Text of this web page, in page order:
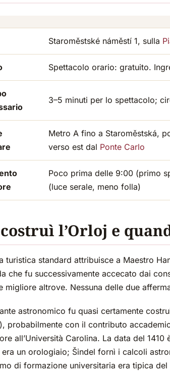
Staroměstské náměstí 1, sulla
Spettacolo orario: gratuito.
3–5 minuti per lo spettacolo;
Metro A fino a Staroměstská,
verso est dal Ponte Carlo
Poco prima delle 9:00 (primo
(luce serale, meno folla)
l’Orloj e
turistica standard attribuisce a Maestro
che fu successivamente accecato dai
migliore altrove. Nessuna delle due
astronomico fu quasi certamente
probabilmente con il contributo
all’Università Carolina. La data del
era un orologiaio; Šindel fornì i calcoli
di formazione universitaria era tipica